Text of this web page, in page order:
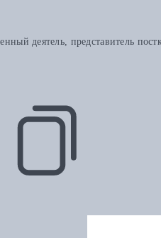
деятель, представитель